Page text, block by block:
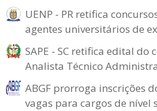
UENP - PR retifica
agentes universitários de
SAPE - SC retifica edital
Analista Técnico
ABGF prorroga inscrições
vagas para cargos de nível